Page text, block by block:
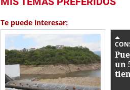
seconds
25
secondsVolume
0%
Te puede interesar:
un